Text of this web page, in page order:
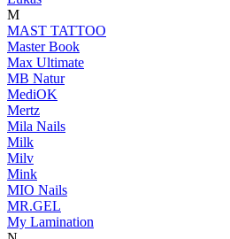
M
MAST TATTOO
Master Book
Max Ultimate
MB Natur
MediOK
Mertz
Mila Nails
Milk
Milv
Mink
MIO Nails
MR.GEL
My Lamination